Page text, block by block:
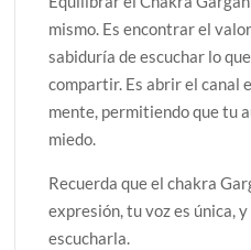
mismo. Es encontrar el
sabiduría de escuchar lo
compartir. Es abrir el canal
mente, permitiendo que tu
miedo.
Recuerda que el chakra
expresión, tu voz es única,
escucharla.